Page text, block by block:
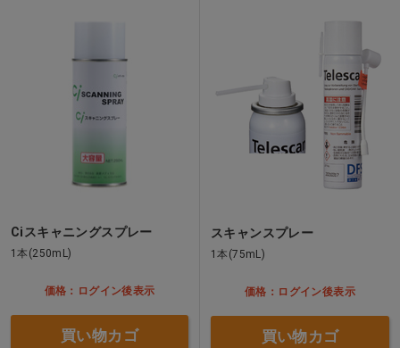
Ciスキャニングスプレー
1本(250mL)
価格：ログイン後表示
買い物カゴ
スキャンスプレー
1本(75mL)
価格：ログイン後表示
買い物カゴ